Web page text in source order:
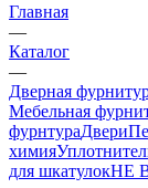
Главная
—
Каталог
—
Дверная
Мебельная
фурнтураДвери
химия
для шкатулокНЕ